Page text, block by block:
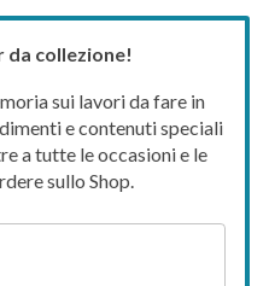
da collezione!
sui lavori da fare in
e contenuti speciali
a tutte le occasioni e le
sullo Shop.